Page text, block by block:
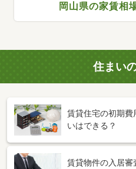
岡山県の家賃相
住まい
賃貸住宅の初期費
いはできる？
賃貸物件の入居審